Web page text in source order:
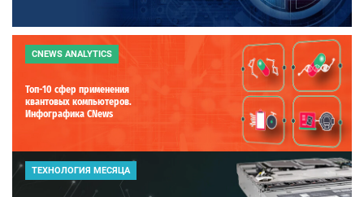
CNEWS ANALYTICS
Топ-10 сфер применения
квантовых компьютеров.
Инфографика CNews
ТЕХНОЛОГИЯ МЕСЯЦА